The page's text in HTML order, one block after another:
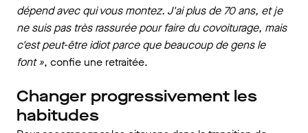
dépend avec qui vous montez. J'ai plus de 70 ans, et je
ne suis pas très rassurée pour faire du covoiturage, mais
c'est peut-être idiot parce que beaucoup de gens le
font », confie une retraitée.
Changer progressivement les
habitudes